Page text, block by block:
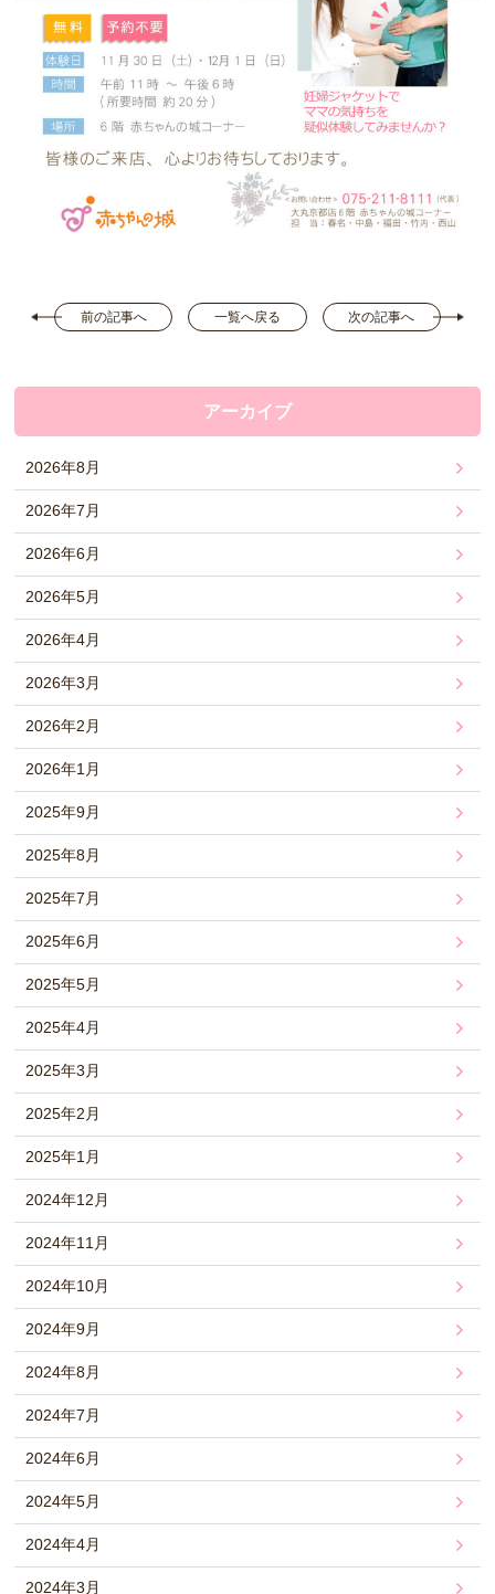
前の記事へ 一覧へ戻る 次の記事へ
アーカイブ
2026年8月
2026年7月
2026年6月
2026年5月
2026年4月
2026年3月
2026年2月
2026年1月
2025年9月
2025年8月
2025年7月
2025年6月
2025年5月
2025年4月
2025年3月
2025年2月
2025年1月
2024年12月
2024年11月
2024年10月
2024年9月
2024年8月
2024年7月
2024年6月
2024年5月
2024年4月
2024年3月